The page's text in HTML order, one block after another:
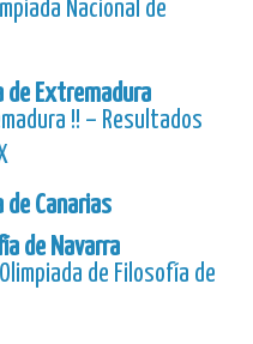
Nacional de
de Extremadura
!! – Resultados
Canarias
de Navarra
de Filosofía de